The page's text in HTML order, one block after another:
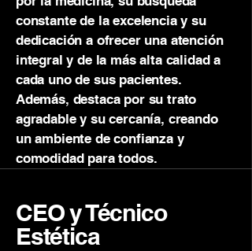
constante de la excelencia y su
dedicación a ofrecer una atención
integral y de la más alta calidad a
cada uno de sus pacientes.
Además, destaca por su trato
agradable y su cercanía, creando
un ambiente de confianza y
comodidad para todos.
CEO y Técnico
Estética